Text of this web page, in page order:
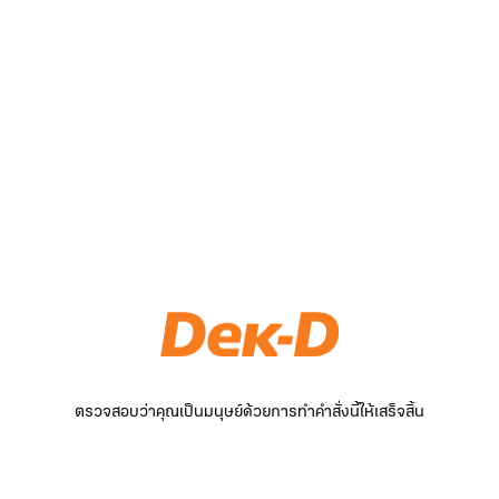
ตรวจสอบว่าคุณเป็นมนุษย์ด้วยการทำคำสั่งนี้ให้เสร็จสิ้น